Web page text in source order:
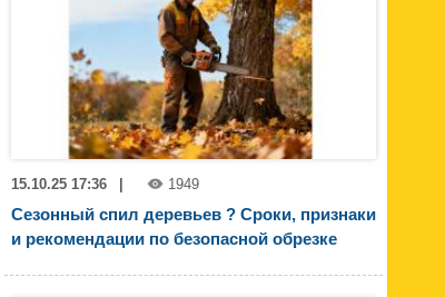
15.10.25 17:36 1949
Сезонный спил деревьев ? Сроки, признаки
и рекомендации по безопасной обрезке